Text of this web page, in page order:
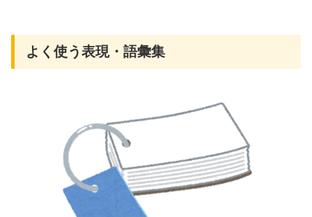
よく使う表現・語彙集